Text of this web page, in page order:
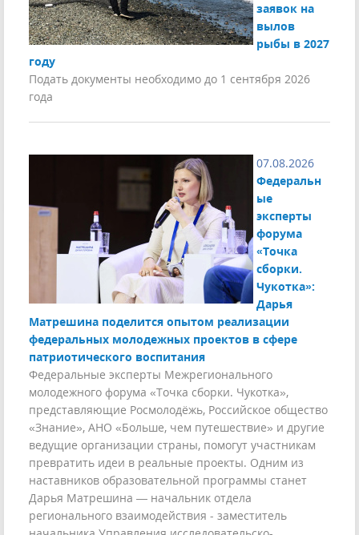
заявок на
вылов
рыбы в 2027
году
Подать документы необходимо до 1 сентября 2026
года
07.08.2026
Федеральн
ые
эксперты
форума
«Точка
сборки.
Чукотка»:
Дарья
Матрешина поделится опытом реализации
федеральных молодежных проектов в сфере
патриотического воспитания
Федеральные эксперты Межрегионального
молодежного форума «Точка сборки. Чукотка»,
представляющие Росмолодёжь, Российское общество
«Знание», АНО «Больше, чем путешествие» и другие
ведущие организации страны, помогут участникам
превратить идеи в реальные проекты. Одним из
наставников образовательной программы станет
Дарья Матрешина — начальник отдела
регионального взаимодействия - заместитель